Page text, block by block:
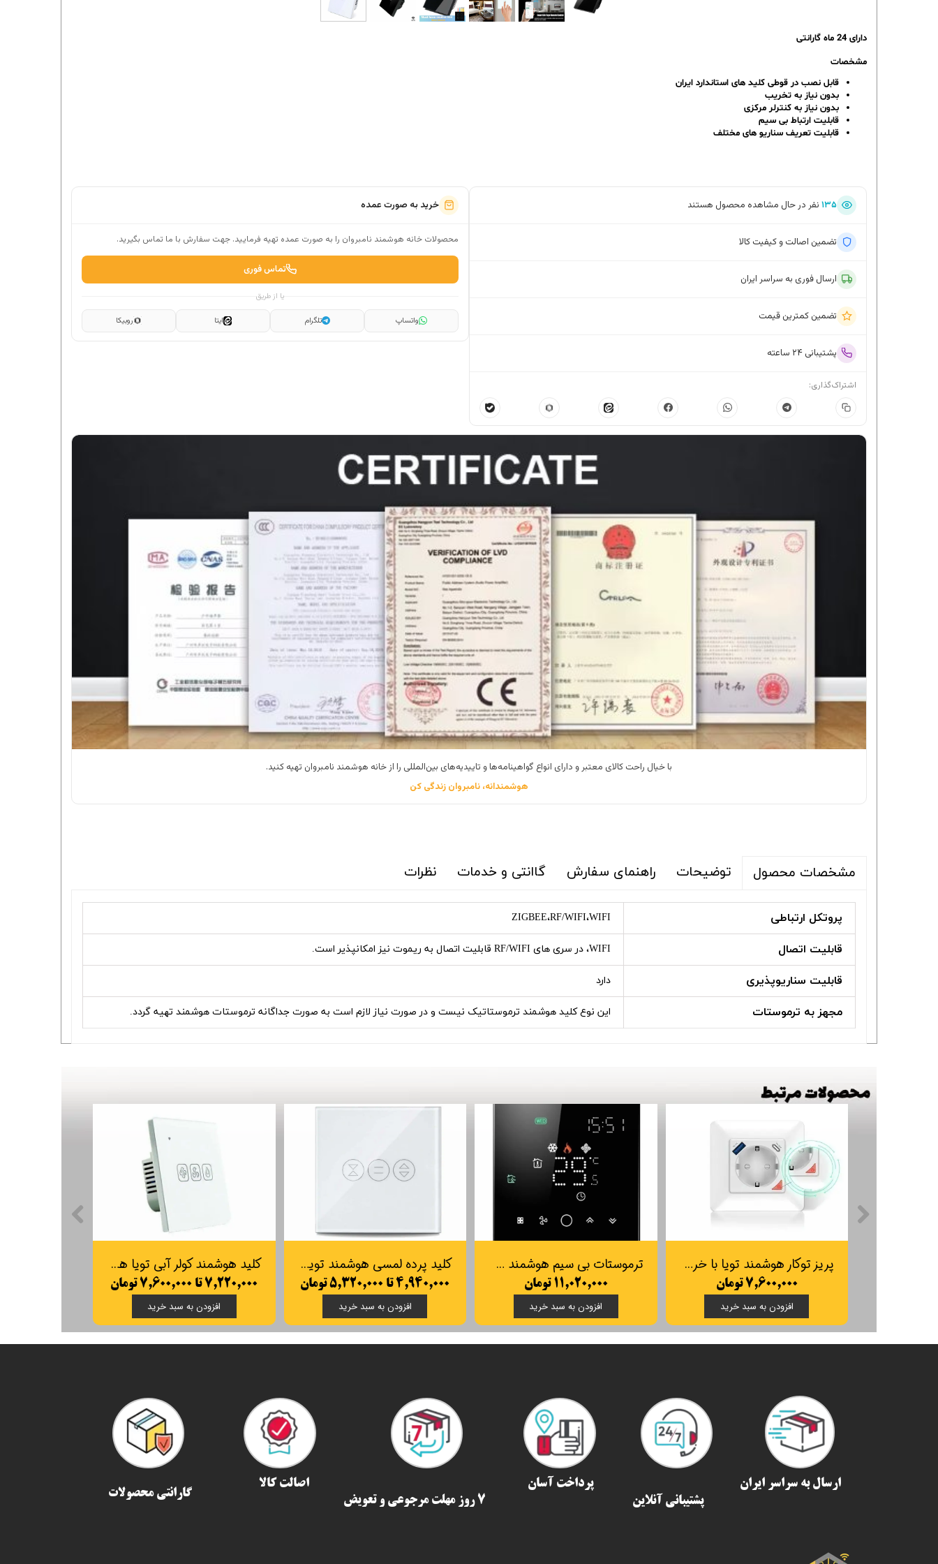
دارای 24 ماه گارانتی
مشخصات
قابل نصب در قوطی کلید های استاندارد ایران
بدون نیاز به تخریب
بدون نیاز به کنترلر مرکزی
قابلیت ارتباط بی سیم
قابلیت تعریف سناریو های مختلف
۱۳۴ نفر در حال مشاهده محصول هستند
تضمین اصالت و کیفیت کالا
ارسال فوری به سراسر ایران
تضمین کمترین قیمت
پشتیبانی ۲۴ ساعته
اشتراک‌گذاری:
خرید به صورت عمده
محصولات خانه هوشمند نامبروان را به صورت عمده تهیه فرمایید. جهت سفارش با ما تماس بگیرید.
تماس فوری
یا از طریق
واتساپ تلگرام ایتا روبیکا
با خیال راحت کالای معتبر و دارای انواع گواهینامه‌ها و تاییدیه‌های بین‌المللی را از خانه هوشمند نامبروان تهیه کنید.
هوشمندانه، نامبروان زندگی کن
مشخصات محصول توضیحات راهنمای سفارش گاانتی و خدمات نظرات
پروتکل ارتباطی ZIGBEE،RF/WIFI،WIFI
قابلیت اتصال WIFI، در سری های RF/WIFI قابلیت اتصال به ریموت نیز امکانپذیر است.
قابلیت سناریوپذیری دارد
مجهز به ترموستات این نوع کلید هوشمند ترموستاتیک نیست و در صورت نیاز لازم است به صورت جداگانه ترموستات هوشمند تهیه گردد.
۷,۲۲۰,۰۰۰ تا ۷,۶۰۰,۰۰۰ تومان
کلید پرده لمسی هوشمند تویا مدل EC
۴,۹۴۰,۰۰۰ تا ۵,۳۲۰,۰۰۰ تومان
ترموستات بی سیم هوشمند BECA BAC-003ALW (گرمایش از کف/فن کوئل/کولر آبی) پریز توکار هوشمند تویا با خروجی USB
ارسال به سراسر ایران​​​​​​​
پشتیبانی آنلاین
پرداخت آسان
7 روز مهلت مرجوعی و تعویض
اصالت کالا
گارانتی محصولات